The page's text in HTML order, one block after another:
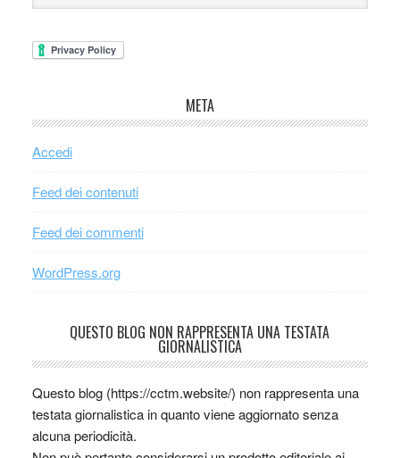
META
Accedi
Feed dei contenuti
Feed dei commenti
WordPress.org
QUESTO BLOG NON RAPPRESENTA UNA TESTATA
GIORNALISTICA
Questo blog (https://cctm.website/) non rappresenta una
testata giornalistica in quanto viene aggiornato senza
alcuna periodicità.